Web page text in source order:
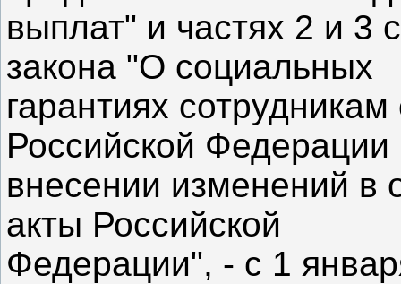
выплат" и частях 2 и 3
закона "О социальных
гарантиях
Российской Федерации
внесении изменений в
акты Российской
Федерации", - с 1